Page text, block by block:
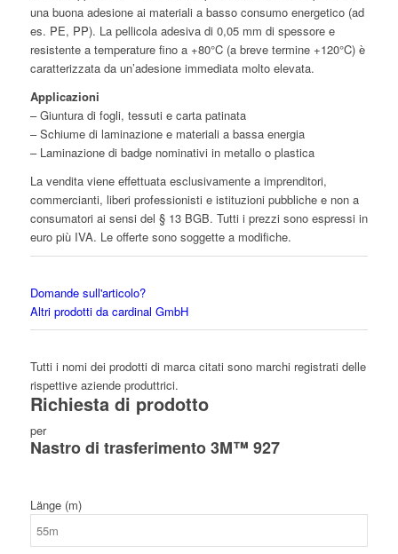
una buona adesione ai materiali a basso consumo energetico (ad
es. PE, PP). La pellicola adesiva di 0,05 mm di spessore e
resistente a temperature fino a +80°C (a breve termine +120°C) è
caratterizzata da un’adesione immediata molto elevata.
Applicazioni
– Giuntura di fogli, tessuti e carta patinata
– Schiume di laminazione e materiali a bassa energia
– Laminazione di badge nominativi in metallo o plastica
La vendita viene effettuata esclusivamente a imprenditori,
commercianti, liberi professionisti e istituzioni pubbliche e non a
consumatori ai sensi del § 13 BGB. Tutti i prezzi sono espressi in
euro più IVA. Le offerte sono soggette a modifiche.
Domande sull'articolo?
Altri prodotti da cardinal GmbH
Tutti i nomi dei prodotti di marca citati sono marchi registrati delle
rispettive aziende produttrici.
Richiesta di prodotto
per
Nastro di trasferimento 3M™ 927
Länge (m)